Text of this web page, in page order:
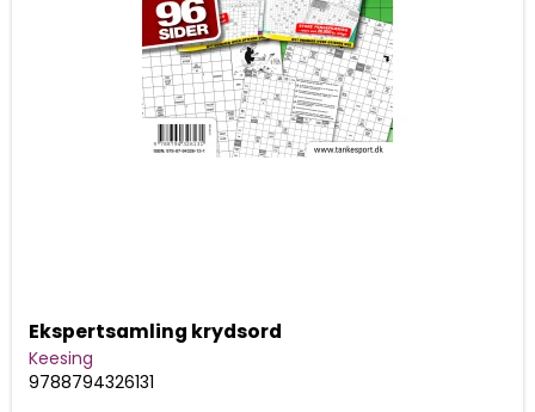
Ekspertsamling krydsord
Keesing
9788794326131